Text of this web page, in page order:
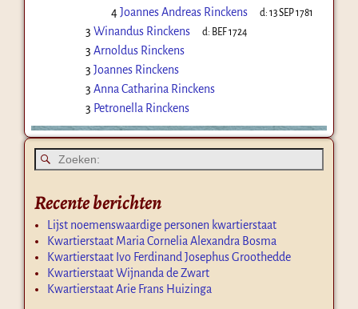
4Joannes Andreas Rinckens d:13 SEP 1781
3 Winandus Rinckens d: BEF 1724
3 Arnoldus Rinckens
3 Joannes Rinckens
3 Anna Catharina Rinckens
3 Petronella Rinckens
Recente berichten
Lijst noemenswaardige personen kwartierstaat
Kwartierstaat Maria Cornelia Alexandra Bosma
Kwartierstaat Ivo Ferdinand Josephus Groothedde
Kwartierstaat Wijnanda de Zwart
Kwartierstaat Arie Frans Huizinga